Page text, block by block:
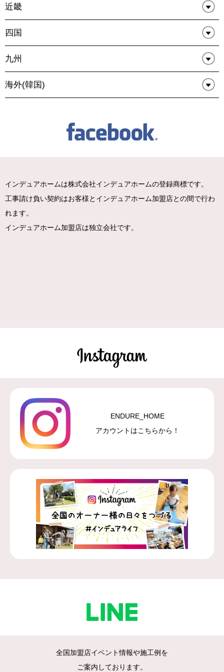
近畿
四国
九州
海外(韓国)
インデュアホームは株式会社インデュアホームの登録商標です。
工事請け負い契約はお客様とインデュアホーム加盟店との間で行わ
れます。
インデュアホーム加盟店は独立会社です。
ENDURE_HOME
アカウントはこちらから！
全国加盟店イベント情報や施工例を
ご案内しております。